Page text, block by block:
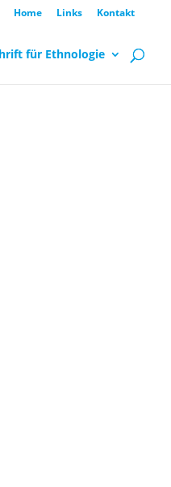
Home Links Kontakt
für Ethnologie